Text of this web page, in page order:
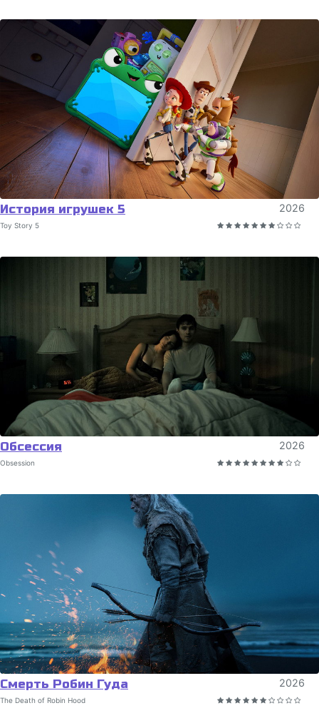
История игрушек 5 2026
Toy Story 5
Обсессия 2026
Obsession
Смерть Робин Гуда 2026
The Death of Robin Hood